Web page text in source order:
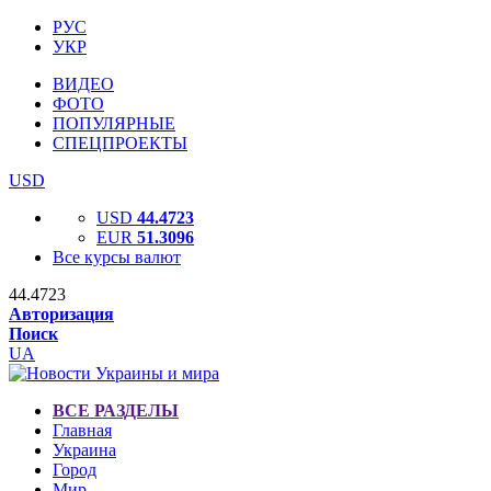
РУС
УКР
ВИДЕО
ФОТО
ПОПУЛЯРНЫЕ
СПЕЦПРОЕКТЫ
USD
USD 44.4723
EUR 51.3096
Все курсы валют
44.4723
Авторизация
Поиск
UA
ВСЕ РАЗДЕЛЫ
Главная
Украина
Город